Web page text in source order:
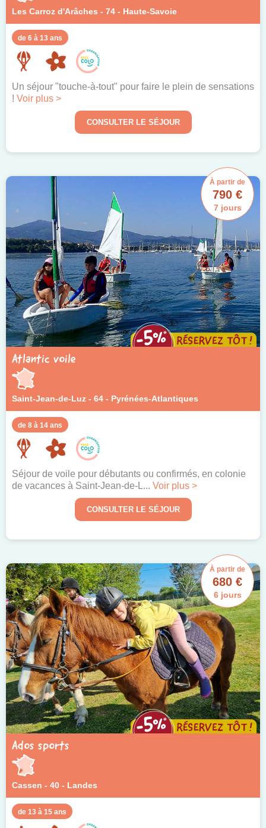
Les Carroz d'Arâches - 74 - Haute-Savoie
de 6 à 13 ans
Un séjour "touche-à-tout" pour faire le plein de sensations
! Voir plus >
CONSULTER LE SÉJOUR
Atlantic voile
Saint-Jean-de-Luz - 64 - Pyrénées-Atlantiques
de 8 à 14 ans
À partir de
790 €
7 jours
Séjour de voile pour débutants ou confirmés, en colonie
de vacances à Saint-Jean-de-L... Voir plus >
CONSULTER LE SÉJOUR
Ados sports
Cassen - 40 - Landes
de 13 à 15 ans
À partir de
680 €
6 jours